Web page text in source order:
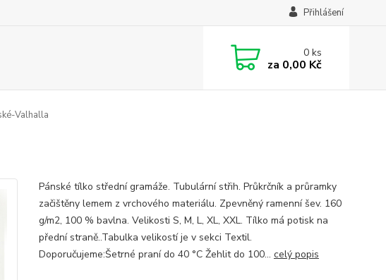
Přihlášení
0ks
za 0,00 Kč
Valhalla
Pánské tílko střední gramáže. Tubulární střih. Průkrčník a průramky
začištěny lemem z vrchového materiálu. Zpevněný ramenní šev. 160
g/m2, 100 % bavlna. Velikosti S, M, L, XL, XXL. Tílko má potisk na
přední straně..Tabulka velikostí je v sekci Textil.
Doporučujeme:Šetrné praní do 40 °C Žehlit do 100... celý popis